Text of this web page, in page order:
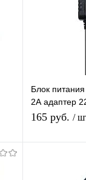
Блок
2А адаптер
штекер
165 руб. /